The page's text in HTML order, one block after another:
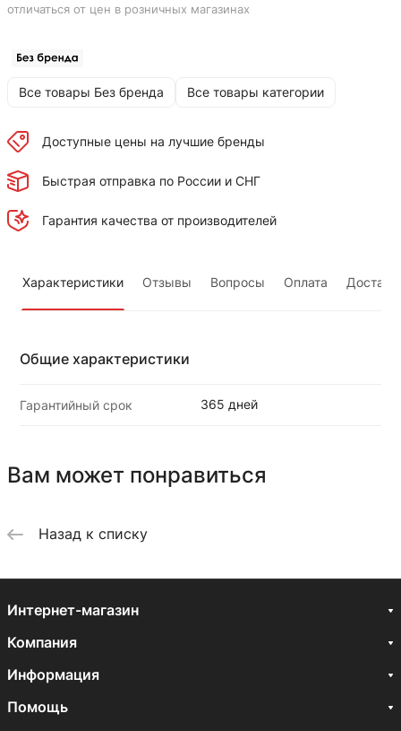
отличаться от цен в розничных магазинах
Все товары Без бренда Все товары категории
Доступные цены на лучшие бренды
Быстрая отправка по России и СНГ
Гарантия качества от производителей
Характеристики Отзывы Вопросы Оплата
Общие характеристики
Гарантийный срок 365 дней
Вам может понравиться
Назад к списку
Интернет-магазин
Компания
Информация
Помощь